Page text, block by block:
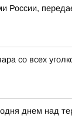
России,
со всех
днем над